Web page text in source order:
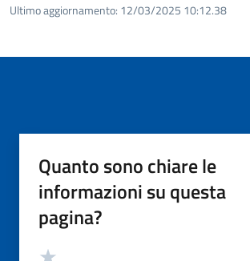
Ultimo aggiornamento: 12/03/2025 10:12.38
Quanto sono chiare le
informazioni su questa
pagina?
Valutazione